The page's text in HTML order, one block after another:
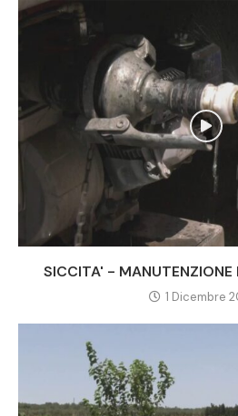
SICCITA' - MANUTENZIONE
1 Dicembre